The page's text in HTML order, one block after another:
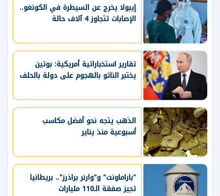
إيبولا يخرج عن السيطرة في الكونغو..
الإصابات تتجاوز 4 آلاف حالة
تقارير استخباراتية أمريكية: بوتين
يختبر الناتو بالهجوم على دولة بالحلف
الذهب يتجه نحو أفضل مكاسب
أسبوعية منذ يناير
"باراماونت" و"وارنر براذرز".. بريطانيا
تجيز صفقة الـ110 مليارات